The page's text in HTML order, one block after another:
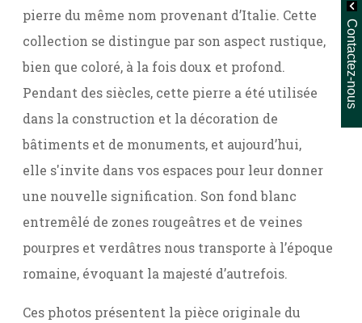
pierre du même nom provenant d’Italie. Cette
collection se distingue par son aspect rustique,
bien que coloré, à la fois doux et profond.
Pendant des siècles, cette pierre a été utilisée
dans la construction et la décoration de
bâtiments et de monuments, et aujourd’hui,
elle s'invite dans vos espaces pour leur donner
une nouvelle signification. Son fond blanc
entremêlé de zones rougeâtres et de veines
pourpres et verdâtres nous transporte à l’époque
romaine, évoquant la majesté d’autrefois.
Ces photos présentent la pièce originale du
Contactez-nous